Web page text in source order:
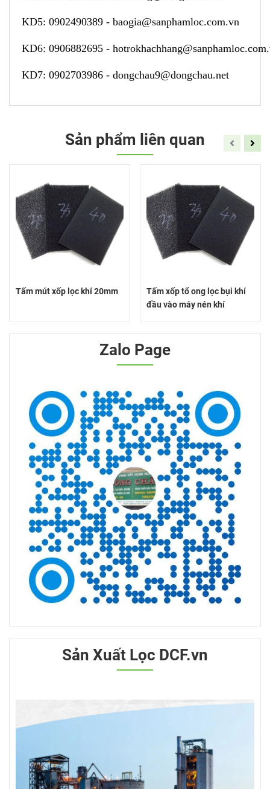
KD5: 0902490389 - baogia@sanphamloc.com.vn
KD6: 0906882695 -
KD7: 0902703986 - dongchau9@dongchau.net
Sản phẩm liên quan
Tấm mút xốp lọc khí 20mm
Tấm xốp tổ ong lọc bụi khí
đầu vào máy nén khí
Zalo Page
Sản Xuất Lọc DCF.vn